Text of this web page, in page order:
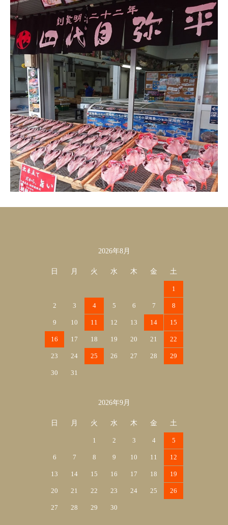
2026年8月
日 月 火 水 木 金 土
1
2 3 4 5 6 7 8
9 10 11 12 13 14 15
16 17 18 19 20 21 22
23 24 25 26 27 28 29
30 31
2026年9月
日 月 火 水 木 金 土
1 2 3 4 5
6 7 8 9 10 11 12
13 14 15 16 17 18 19
20 21 22 23 24 25 26
27 28 29 30